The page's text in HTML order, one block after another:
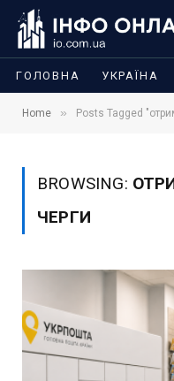
ГОЛОВНА УКРАЇНА
Home » Posts Tagged
BROWSING:
ЧЕРГИ